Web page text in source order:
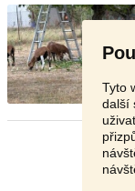
Tyto
další